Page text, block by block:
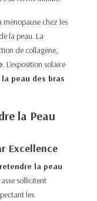
chez les
la peau. La
de collagène,
. L'exposition solaire
peau des bras
la Peau
Excellence
retendre la peau
sollicitent
les